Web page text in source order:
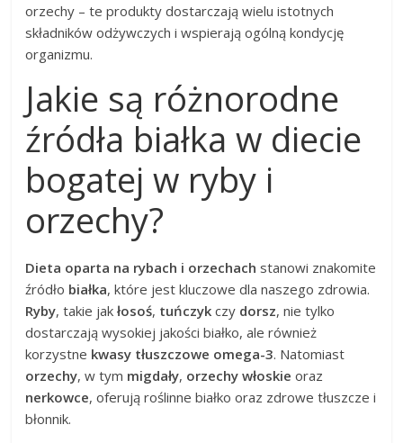
orzechy – te produkty dostarczają wielu istotnych
składników odżywczych i wspierają ogólną kondycję
organizmu.
Jakie są różnorodne
źródła białka w diecie
bogatej w ryby i
orzechy?
Dieta oparta na rybach i orzechach stanowi znakomite
źródło białka, które jest kluczowe dla naszego zdrowia.
Ryby, takie jakłosoś, tuńczyk czy dorsz, nie tylko
dostarczają wysokiej jakości białko, ale również
korzystne kwasy tłuszczowe omega-3. Natomiast
orzechy, w tym migdały, orzechy włoskie oraz
nerkowce, oferują roślinne białko oraz zdrowe tłuszcze i
błonnik.